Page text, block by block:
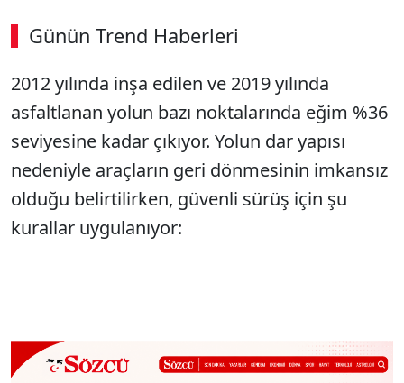
Günün Trend Haberleri
2012 yılında inşa edilen ve 2019 yılında
asfaltlanan yolun bazı noktalarında eğim %36
seviyesine kadar çıkıyor. Yolun dar yapısı
nedeniyle araçların geri dönmesinin imkansız
olduğu belirtilirken, güvenli sürüş için şu
kurallar uygulanıyor: